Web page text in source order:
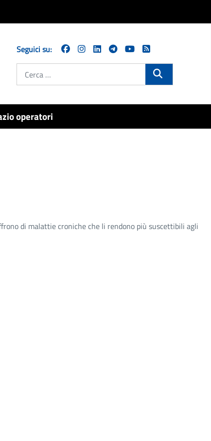
Seguici su:
Cerca
operatori
di malattie croniche che li rendono più suscettibili agli